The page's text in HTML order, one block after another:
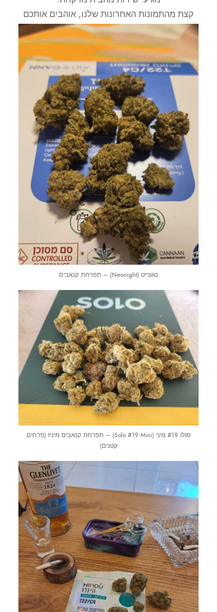
קצת מהתמונות האחרונות שלנו, אוהבים אותכם
נאונייט (Neonight) – תפרחת קנאביס
סולו #19 מיני (Solo #19 Mini) – תפרחת קנאביס מיניז (פרחים
קטנים)